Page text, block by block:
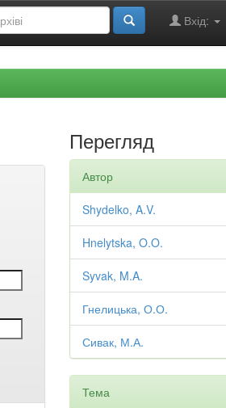
Вхід:
Перегляд
Автор
Shydelko, A.V.
Hnelytska, O.O.
Syvak, M.A.
Гнелицька, О.О.
Сивак, М.А.
Тема